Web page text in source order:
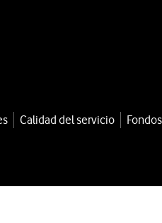
Calidad del servicio